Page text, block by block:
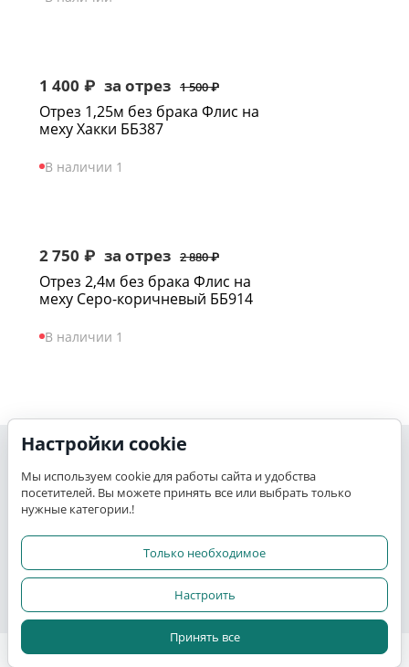
1 400 ₽ за отрез 1 500₽
Отрез 1,25м без брака Флис на
меху Хакки ББ387
В наличии 1
2 750 ₽ за отрез 2 880₽
Отрез 2,4м без брака Флис на
меху Серо-коричневый ББ914
В наличии 1
Моя учетная запись
K-TEX
Прочее
Настройки cookie
Мы используем cookie для работы сайта и удобства
посетителей. Вы можете принять все или выбрать только
нужные категории.!
Только необходимое
Настроить
Принять все